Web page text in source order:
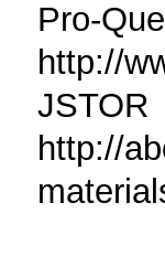
Pro-
http://
JSTOR
http://